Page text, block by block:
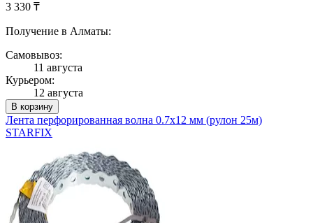
3 330 ₸
Получение в Алматы:
Самовывоз:
11 августа
Курьером:
12 августа
В корзину
Лента перфорированная волна 0.7х12 мм (рулон 25м)
STARFIX